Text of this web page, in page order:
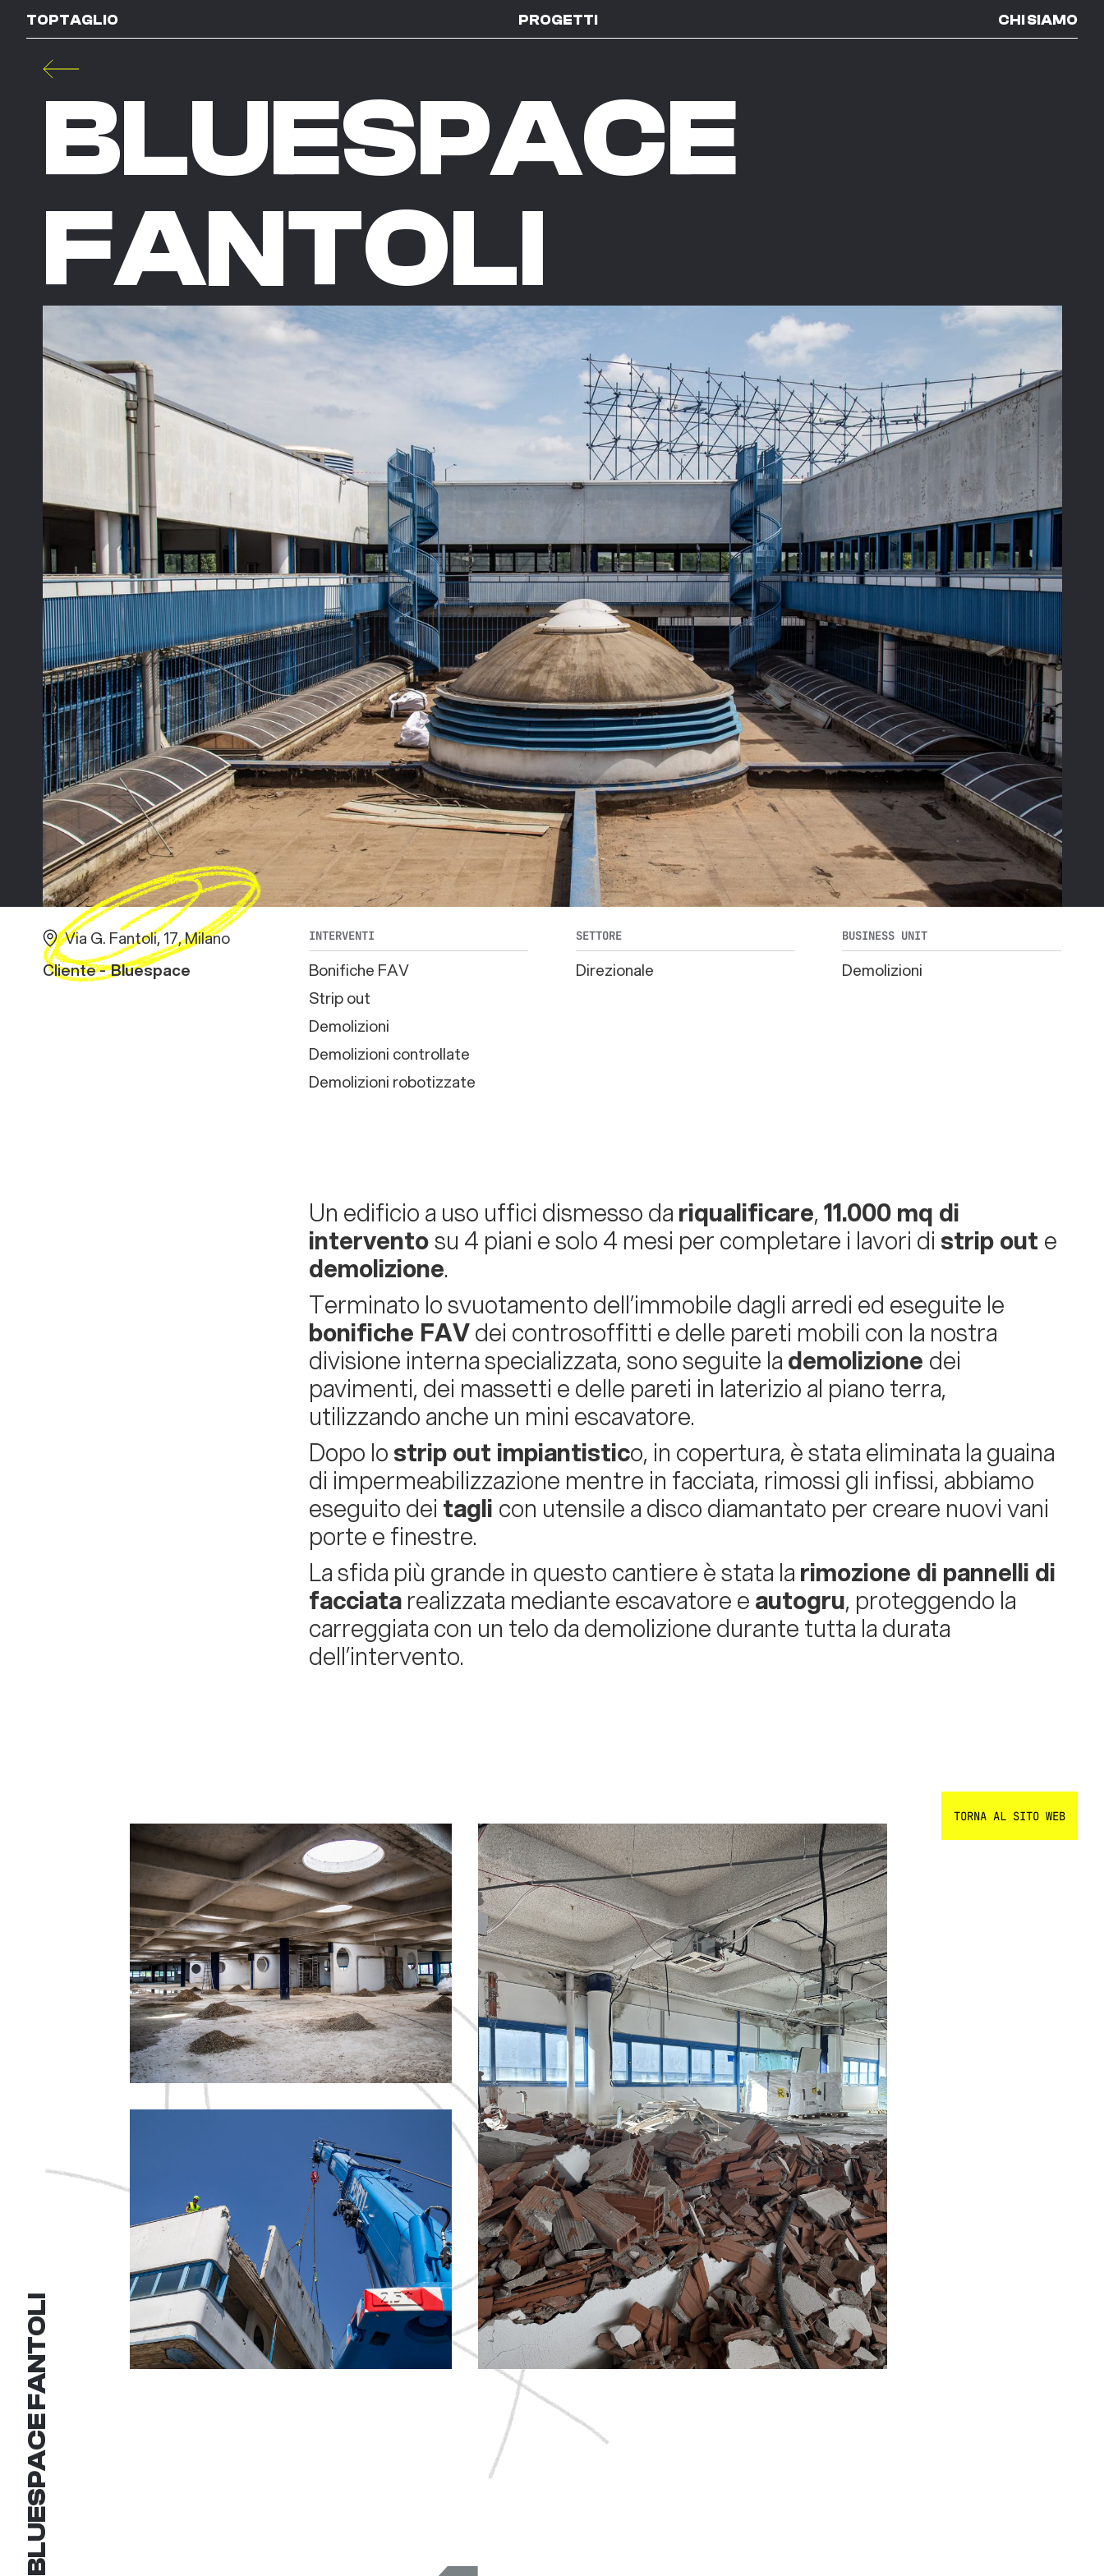
TOPTAGLIO PROGETTI CHI SIAMO
BLUESPACE
FANTOLI
BLUESPACE FANTOLI
Via G. Fantoli, 17, Milano
Cliente - Bluespace
INTERVENTI
Bonifiche FAV
Strip out
Demolizioni
Demolizioni controllate
Demolizioni robotizzate
SETTORE
Direzionale
BUSINESS UNIT
Demolizioni
Un edificio a uso uffici dismesso dariqualificare,11.000 mq di
interventosu 4 piani e solo 4 mesi per completare i lavori di strip out e
demolizione.
Terminato lo svuotamento dell’immobile dagli arredi ed eseguite le
bonifiche FAVdei controsoffitti e delle pareti mobili con la nostra
divisione interna specializzata, sono seguite lademolizione dei
pavimenti, dei massetti e delle pareti in laterizio al piano terra,
utilizzando anche un mini escavatore.
Dopo lostrip out impiantistico, in copertura, è stata eliminata la guaina
di impermeabilizzazione mentre in facciata, rimossi gli infissi, abbiamo
eseguito dei tagli con utensile a disco diamantato per creare nuovi vani
porte e finestre.
La sfida più grande in questo cantiere è stata larimozione di pannelli di
facciatarealizzata mediante escavatore eautogru, proteggendo la
carreggiata con un telo da demolizione durante tutta la durata
dell’intervento.
TORNA AL SITO WEB